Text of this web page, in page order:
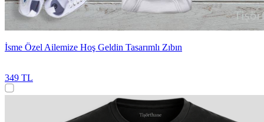
İsme Özel Ailemize Hoş Geldin Tasarımlı Zıbın
349 TL